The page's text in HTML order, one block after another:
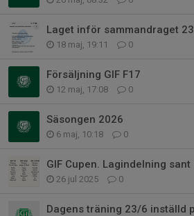
Laget inför sammandraget
18 maj, 19:11 0
Försäljning GIF F17
12 maj, 17:08 0
Säsongen 2026
6 maj, 10:18 0
GIF Cupen. Lagindelning
26 jul 2025 0
Dagens träning 23/6 inställd